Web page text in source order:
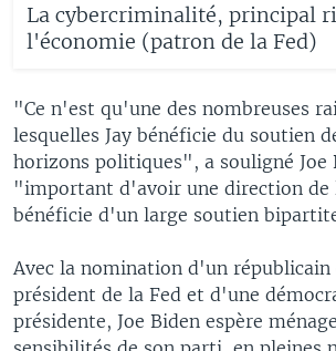
La cybercriminalité, principal
l'économie (patron de la Fed)
"Ce n'est qu'une des nombreuses
lesquelles Jay bénéficie du soutien
horizons politiques", a souligné Joe
"important d'avoir une direction de
bénéficie d'un large soutien
Avec la nomination d'un républicain
président de la Fed et d'une
présidente, Joe Biden espère